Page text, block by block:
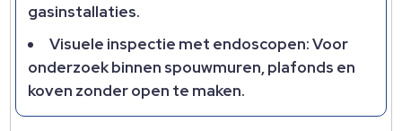
gasinstallaties.
Visuele inspectie met endoscopen: Voor
onderzoek binnen spouwmuren, plafonds en
koven zonder open te maken.